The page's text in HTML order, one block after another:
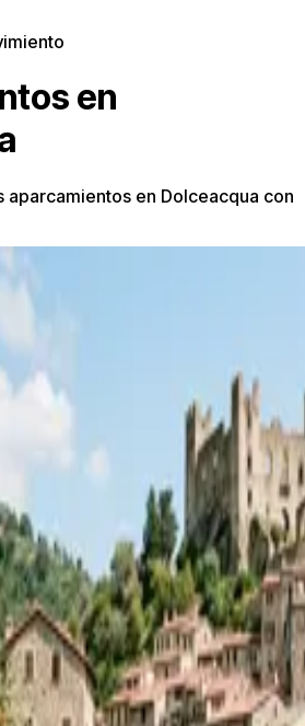
en
aparcamientos en Dolceacqua con